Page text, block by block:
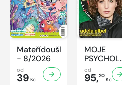
Mateřídouška
- 8/2026
od
39 Kč
MOJE
- 8/2026
od
95,20
Kč